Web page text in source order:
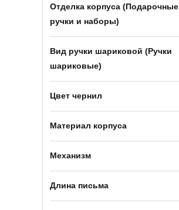
Отделка корпуса (Подарочные
ручки и наборы)
Вид ручки шариковой (Ручки
шариковые)
Цвет чернил
Материал корпуса
Механизм
Длина письма